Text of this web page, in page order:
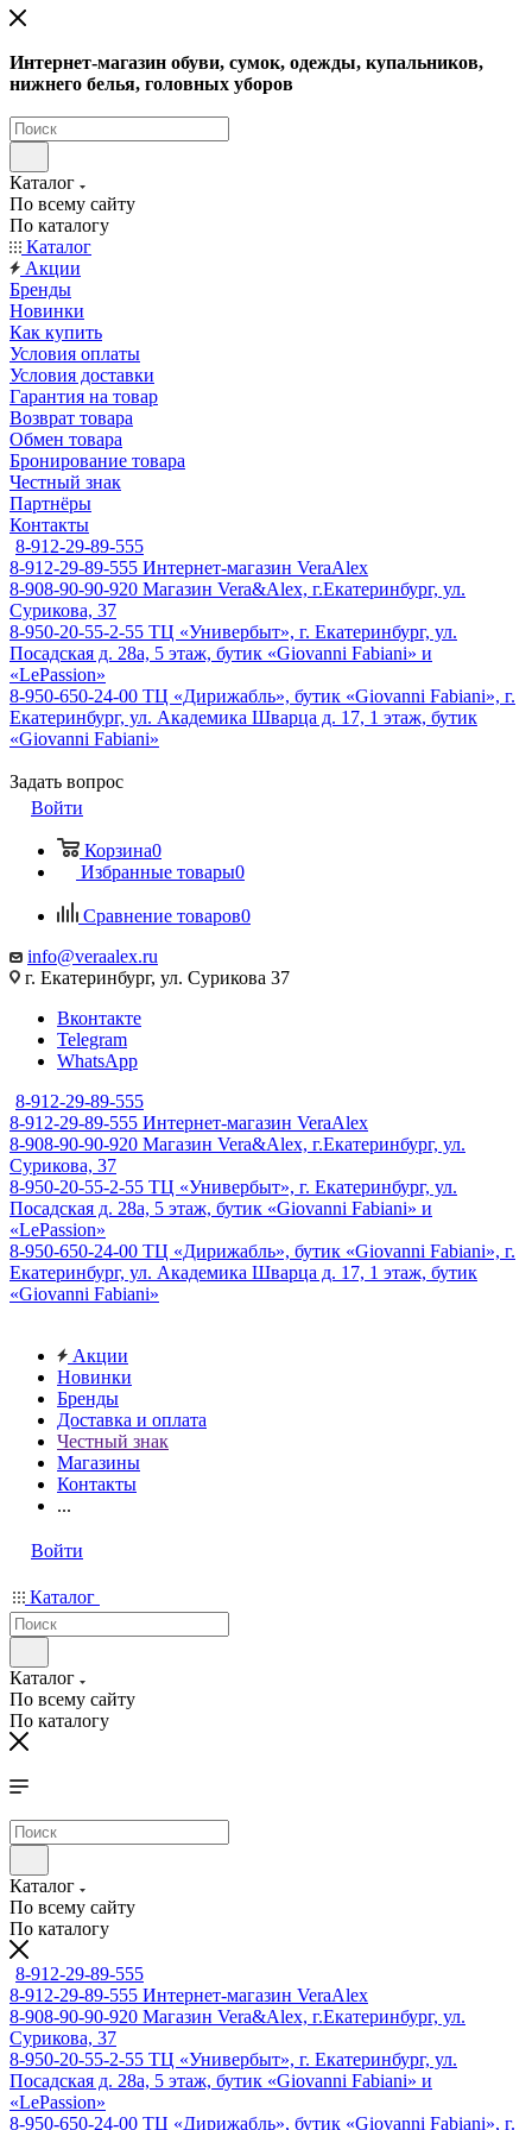
Интернет-магазин обуви, сумок, одежды, купальников,
нижнего белья, головных уборов
Каталог
По всему сайту
По каталогу
Каталог
Акции
Бренды
Новинки
Как купить
Условия оплаты
Условия доставки
Гарантия на товар
Возврат товара
Обмен товара
Бронирование товара
Честный знак
Партнёры
Контакты
8-912-29-89-555
8-912-29-89-555 Интернет-магазин VeraAlex
8-908-90-90-920 Магазин Vera&Alex, г.Екатеринбург, ул.
Сурикова, 37
8-950-20-55-2-55 ТЦ «Универбыт», г. Екатеринбург, ул.
Посадская д. 28а, 5 этаж, бутик «Giovanni Fabiani» и
«LePassion»
8-950-650-24-00 ТЦ «Дирижабль», бутик «Giovanni Fabiani», г.
Екатеринбург, ул. Академика Шварца д. 17, 1 этаж, бутик
«Giovanni Fabiani»
Задать вопрос
Войти
Корзина0
Избранные товары0
Сравнение товаров0
info@veraalex.ru
г. Екатеринбург, ул. Сурикова 37
Вконтакте
Telegram
WhatsApp
8-912-29-89-555
8-912-29-89-555 Интернет-магазин VeraAlex
8-908-90-90-920 Магазин Vera&Alex, г.Екатеринбург, ул.
Сурикова, 37
8-950-20-55-2-55 ТЦ «Универбыт», г. Екатеринбург, ул.
Посадская д. 28а, 5 этаж, бутик «Giovanni Fabiani» и
«LePassion»
8-950-650-24-00 ТЦ «Дирижабль», бутик «Giovanni Fabiani», г.
Екатеринбург, ул. Академика Шварца д. 17, 1 этаж, бутик
«Giovanni Fabiani»
Акции
Новинки
Бренды
Доставка и оплата
Честный знак
Магазины
Контакты
...
Войти
Каталог
Каталог
По всему сайту
По каталогу
Каталог
По всему сайту
По каталогу
8-912-29-89-555
8-912-29-89-555 Интернет-магазин VeraAlex
8-908-90-90-920 Магазин Vera&Alex, г.Екатеринбург, ул.
Сурикова, 37
8-950-20-55-2-55 ТЦ «Универбыт», г. Екатеринбург, ул.
Посадская д. 28а, 5 этаж, бутик «Giovanni Fabiani» и
«LePassion»
8-950-650-24-00 ТЦ «Дирижабль», бутик «Giovanni Fabiani», г.